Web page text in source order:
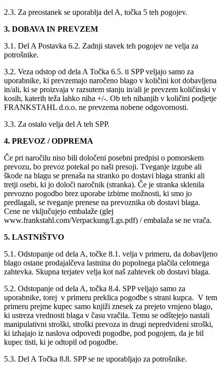
2.3. Za preostanek se uporablja del A, točka 5 teh pogojev.
3. DOBAVA IN PREVZEM
3.1. Del A Postavka 6.2. Zadnji stavek teh pogojev ne velja za
potrošnike.
3.2. Veza odstop od dela A Točka 6.5. ti SPP veljajo samo za
uporabnike, ki prevzemajo naročeno blago v količini kot dobavljena
in/ali, ki se proizvaja v razsutem stanju in/ali je prevzem količinski v
kosih, katerih teža lahko niha +/-. Ob teh nihanjih v količini podjetje
FRANKSTAHL d.o.o. ne prevzema nobene odgovornosti.
3.3. Za ostalo velja del A teh SPP.
4. PREVOZ / ODPREMA
Če pri naročilu niso bili določeni posebni predpisi o pomorskem
prevozu, bo prevoz potekal po naši presoji. Tveganje izgube ali
škode na blagu se prenaša na stranko po dostavi blaga stranki ali
tretji osebi, ki jo določi naročnik (stranka). Če je stranka sklenila
prevozno pogodbo brez uporabe izbirne možnosti, ki smo jo
predlagali, se tveganje prenese na prevoznika ob dostavi blaga.
Cene ne vključujejo embalaže (glej
www.frankstahl.com/Verpackung/Lgs.pdf) / embalaža se ne vrača.
5. LASTNIŠTVO
5.1. Odstopanje od dela A, točke 8.1. velja v primeru, da dobavljeno
blago ostane prodajalčeva lastnina do popolnega plačila celotnega
zahtevka. Skupna terjatev velja kot naš zahtevek ob dostavi blaga.
5.2. Odstopanje od dela A, točka 8.4. SPP veljajo samo za
uporabnike, torej v primeru preklica pogodbe s strani kupca. V tem
primeru prejme kupec samo knjiži znesek za prejeto vrnjeno blago,
ki ustreza vrednosti blaga v času vračila. Temu se odštejejo nastali
manipulativni stroški, stroški prevoza in drugi nepredvideni stroški,
ki izhajajo iz naslova odpovedi pogodbe, pod pogojem, da je bil
kupec tisti, ki je odtopil od pogodbe.
5.3. Del A Točka 8.8. SPP se ne uporabljajo za potrošnike.